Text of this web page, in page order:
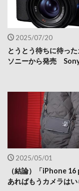
2025/07/20
とうとう待ちに待っ
ソニーから発売
2025/05/01
（結論）「iPhone
あればもうカメラはい